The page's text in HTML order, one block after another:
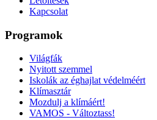
Kapcsolat
Programok
Világfák
Nyitott szemmel
Iskolák az éghajlat védelméért
Klímasztár
Mozdulj a klímáért!
VAMOS - Változtass!